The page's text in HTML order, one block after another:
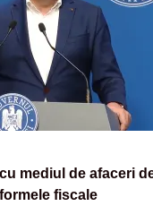
mediul de afaceri
fiscale